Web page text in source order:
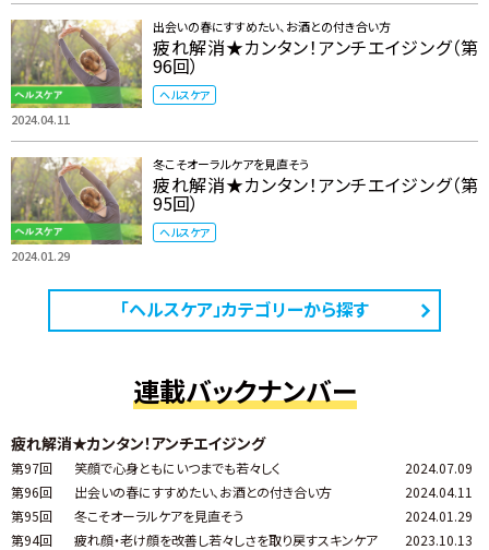
2024.04.11
出会いの春にすすめたい、お酒との付き合い方
疲れ解消★カンタン！アンチエイジング（第
96回）
ヘルスケア
2024.01.29
冬こそオーラルケアを見直そう
疲れ解消★カンタン！アンチエイジング（第
95回）
ヘルスケア
「ヘルスケア」カテゴリーから探す
連載バックナンバー
疲れ解消★カンタン！アンチエイジング
第97回 笑顔で心身ともにいつまでも若々しく
2024.07.09
第96回
出会いの春にすすめたい、お酒との付き合い方
2024.04.11
第95回
冬こそオーラルケアを見直そう
2024.01.29
第94回
疲れ顔・老け顔を改善し若々しさを取り戻すスキンケア
2023.10.13